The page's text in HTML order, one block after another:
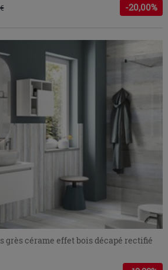
-20,00%
grès cérame effet bois décapé rectifié